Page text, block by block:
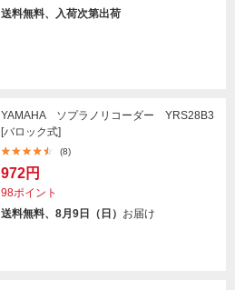
送料無料、入荷次第出荷
YAMAHA ソプラノリコーダー YRS28B3
[バロック式]
(8)
972円
98ポイント
送料無料、8月9日（日） お届け